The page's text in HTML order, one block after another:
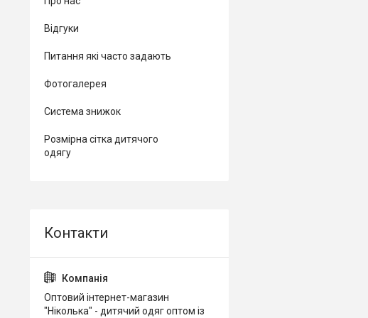
Відгуки
Питання які часто задають
Фотогалерея
Система знижок
Розмірна сітка дитячого
одягу
Оптовий інтернет-магазин
"Ніколька" - дитячий одяг оптом із